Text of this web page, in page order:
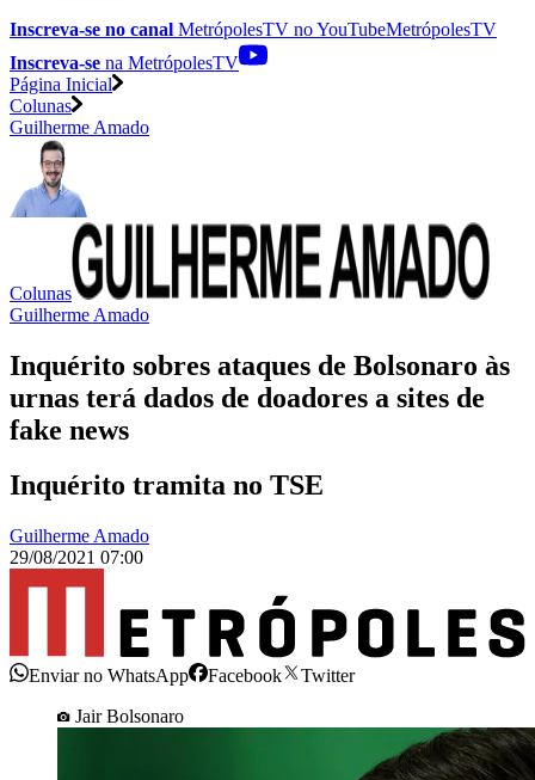
Inscreva-se no canal MetrópolesTV noYouTubeMetrópolesTV
Inscreva-se na MetrópolesTV
Página Inicial
Colunas
Guilherme Amado
Colunas
Guilherme Amado
Inquérito sobres ataques de Bolsonaro às
urnas terá dados de doadores a sites de
fake news
Inquérito tramita no TSE
Guilherme Amado
29/08/2021 07:00
Enviar no WhatsApp Facebook
Twitter
Jair Bolsonaro